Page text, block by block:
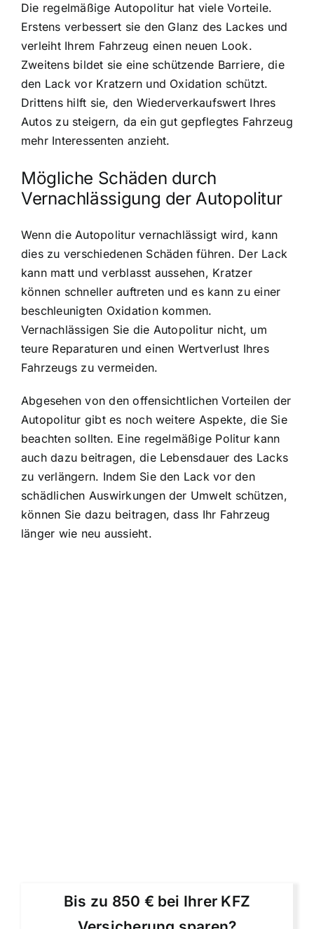
Die regelmäßige Autopolitur hat viele Vorteile.
Erstens verbessert sie den Glanz des Lackes und
verleiht Ihrem Fahrzeug einen neuen Look.
Zweitens bildet sie eine schützende Barriere, die
den Lack vor Kratzern und Oxidation schützt.
Drittens hilft sie, den Wiederverkaufswert Ihres
Autos zu steigern, da ein gut gepflegtes Fahrzeug
mehr Interessenten anzieht.
Mögliche Schäden durch
Vernachlässigung der Autopolitur
Wenn die Autopolitur vernachlässigt wird, kann
dies zu verschiedenen Schäden führen. Der Lack
kann matt und verblasst aussehen, Kratzer
können schneller auftreten und es kann zu einer
beschleunigten Oxidation kommen.
Vernachlässigen Sie die Autopolitur nicht, um
teure Reparaturen und einen Wertverlust Ihres
Fahrzeugs zu vermeiden.
Abgesehen von den offensichtlichen Vorteilen der
Autopolitur gibt es noch weitere Aspekte, die Sie
beachten sollten. Eine regelmäßige Politur kann
auch dazu beitragen, die Lebensdauer des Lacks
zu verlängern. Indem Sie den Lack vor den
schädlichen Auswirkungen der Umwelt schützen,
können Sie dazu beitragen, dass Ihr Fahrzeug
länger wie neu aussieht.
Bis zu 850 € bei Ihrer KFZ